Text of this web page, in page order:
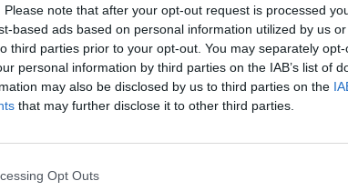
note that after your opt-out request is processed
based ads based on personal information utilized by us
third parties prior to your opt-out. You may separately
personal information by third parties on the IAB’s list of
may also be disclosed by us to third parties on the
that may further disclose it to other third parties.
Opt Outs
přinášejí přiložené žebříčky.
JustWatch)
který pomáhá více než 20 milionům
na streamovacích platformách typu